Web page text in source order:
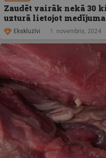
Zaudēt vairāk nekā 30
uzturā lietojot medījuma
Ekskluzīvi 1. novembris, 2024